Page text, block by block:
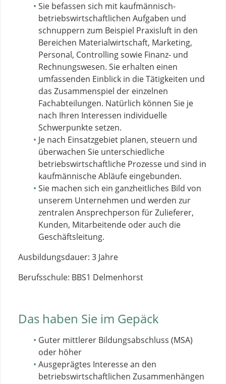
Sie befassen sich mit kaufmännisch-
betriebswirtschaftlichen Aufgaben und
schnuppern zum Beispiel Praxisluft in den
Bereichen Materialwirtschaft, Marketing,
Personal, Controlling sowie Finanz- und
Rechnungswesen. Sie erhalten einen
umfassenden Einblick in die Tätigkeiten und
das Zusammenspiel der einzelnen
Fachabteilungen. Natürlich können Sie je
nach Ihren Interessen individuelle
Schwerpunkte setzen.
Je nach Einsatzgebiet planen, steuern und
überwachen Sie unterschiedliche
betriebswirtschaftliche Prozesse und sind in
kaufmännische Abläufe eingebunden.
Sie machen sich ein ganzheitliches Bild von
unserem Unternehmen und werden zur
zentralen Ansprechperson für Zulieferer,
Kunden, Mitarbeitende oder auch die
Geschäftsleitung.
Ausbildungsdauer: 3 Jahre
Berufsschule: BBS1 Delmenhorst
Das haben Sie im Gepäck
Guter mittlerer Bildungsabschluss (MSA)
oder höher
Ausgeprägtes Interesse an den
betriebswirtschaftlichen Zusammenhängen